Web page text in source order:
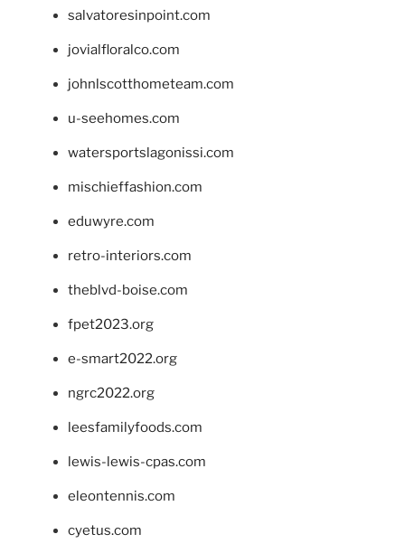
salvatoresinpoint.com
jovialfloralco.com
johnlscotthometeam.com
u-seehomes.com
watersportslagonissi.com
mischieffashion.com
eduwyre.com
retro-interiors.com
theblvd-boise.com
fpet2023.org
e-smart2022.org
ngrc2022.org
leesfamilyfoods.com
lewis-lewis-cpas.com
eleontennis.com
cyetus.com